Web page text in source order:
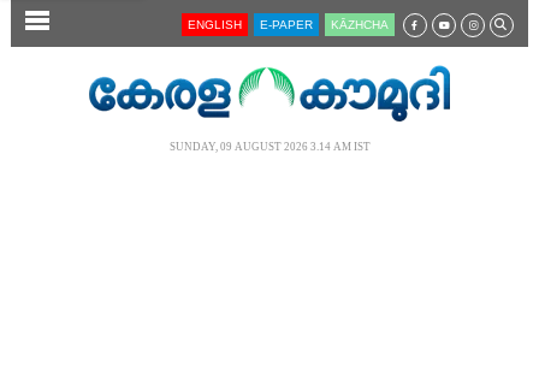
SECTIONS ENGLISH E-PAPER KĀZHCHA
SUNDAY, 09 AUGUST 2026 3.14 AM IST